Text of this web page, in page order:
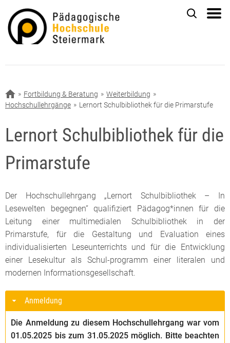
Fortbildung & Beratung
Weiterbildung
Hochschullehrgänge
Lernort Schulbibliothek für die Primarstufe
Lernort Schulbibliothek für die
Primarstufe
Der Hochschullehrgang „Lernort Schulbibliothek – In
Lesewelten begegnen“ qualifiziert Pädagog*innen für die
Leitung einer multimedialen Schulbibliothek in der
Primarstufe, für die Gestaltung und Evaluation eines
individualisierten Leseunterrichts und für die Entwicklung
einer Lesekultur als Schul-programm einer literalen und
modernen Informationsgesellschaft.
Anmeldung
Die Anmeldung zu diesem Hochschullehrgang war vom
01.05.2025 bis zum 31.05.2025 möglich. Bitte beachten